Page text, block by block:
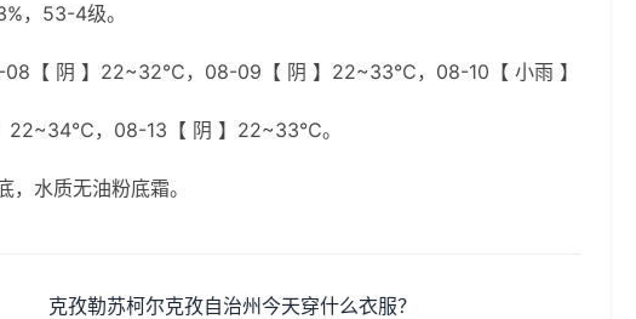
，53-4级。
【 阴 】22~32℃，08-09【 阴 】22~33℃，08-10【 小雨 】
，08-13【 阴 】22~33℃。
水质无油粉底霜。
克孜勒苏柯尔克孜自治州今天穿什么衣服？